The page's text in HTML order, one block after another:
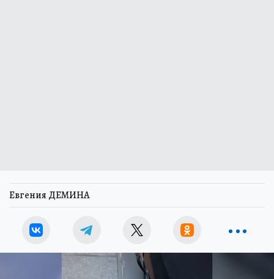
Евгения ДЕМИНА